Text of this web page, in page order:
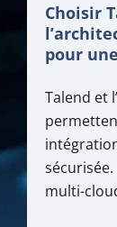
Choisir
pour
Talend et
multi-